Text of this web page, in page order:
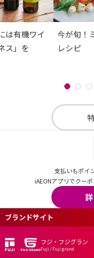
は有機ワイ
ス」を
今が旬！
レシピ
支払いもポイ
iAEONアプリでクー
ブランドサイト
フジ・フジグラン
Fuji / Fuji grand